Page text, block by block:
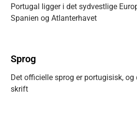
Portugal ligger i det sydvestlige
Spanien og Atlanterhavet
Sprog
Det officielle sprog er portugisisk, og
skrift